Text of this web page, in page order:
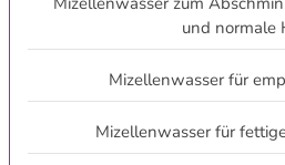
und normale
Mizellenwasser für
Mizellenwasser für